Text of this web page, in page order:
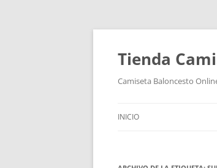
Tienda
Camiseta Baloncesto
INICIO